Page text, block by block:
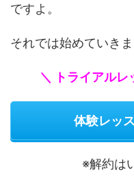
ですよ。
それでは始めていきま
＼ トライアルレ
体験レッ
※解約は